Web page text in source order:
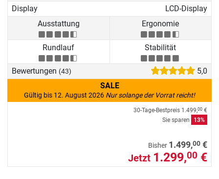
Display
LCD-Display
Ausstattung
Ergonomie
Rundlauf Stabilität
Bewertungen (43)
5,0
SALE
Gültig bis 12. August 2026 Nur solange der Vorrat reicht!
30-Tage-Bestpreis 1.499,00 €
Sie sparen
13%
Bisher 1.499,00 €
Jetzt 1.299,00 €